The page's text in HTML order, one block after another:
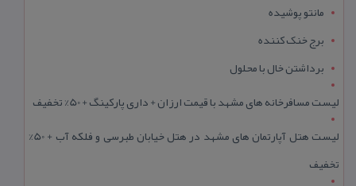
مانتو پوشیده
برج خنک کننده
برداشتن خال با محلول
لیست مسافرخانه های مشهد با قیمت ارزان + داری پارکینگ + 50% تخفیف
لیست هتل آپارتمان های مشهد در هتل خیابان طبرسی و فلکه آب + 50%
تخفیف